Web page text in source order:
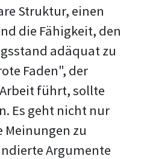
Struktur, einen
die Fähigkeit, den
adäquat zu
Faden", der
führt, sollte
Es geht nicht nur
zu
Argumente